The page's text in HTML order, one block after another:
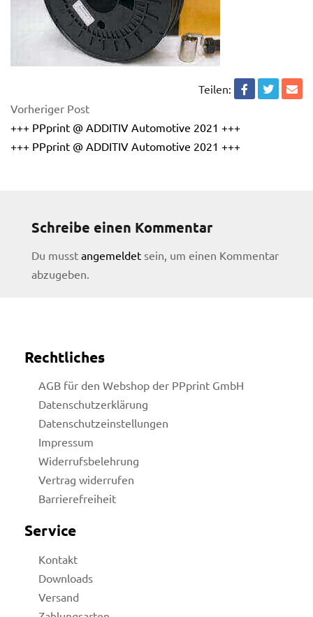
Teilen:
Vorheriger Post
+++ PPprint @ ADDITIV Automotive 2021 +++
+++ PPprint @ ADDITIV Automotive 2021 +++
Schreibe einen Kommentar
Du musst angemeldet sein, um einen Kommentar
abzugeben.
Rechtliches
AGB für den Webshop der PPprint GmbH
Datenschutzerklärung
Datenschutzeinstellungen
Impressum
Widerrufsbelehrung
Vertrag widerrufen
Barrierefreiheit
Service
Kontakt
Downloads
Versand